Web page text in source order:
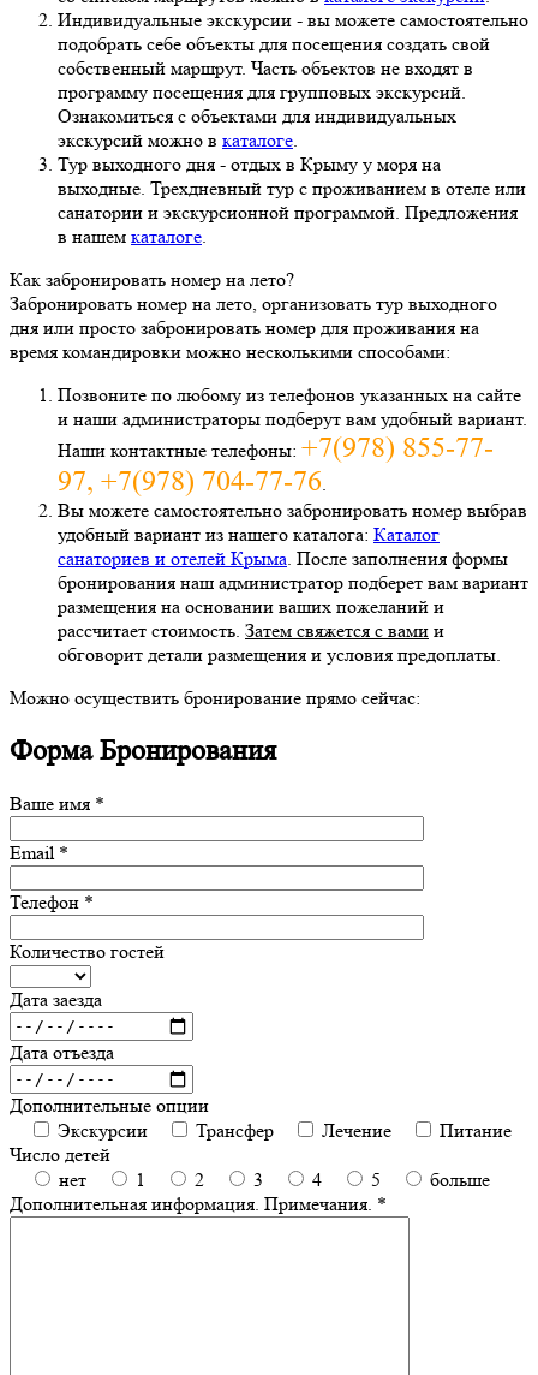
Индивидуальные экскурсии - вы можете самостоятельно
подобрать себе объекты для посещения создать свой
собственный маршрут. Часть объектов не входят в
программу посещения для групповых экскурсий.
Ознакомиться с объектами для индивидуальных
экскурсий можно в каталоге.
Тур выходного дня - отдых в Крыму у моря на
выходные. Трехдневный тур с проживанием в отеле или
санатории и экскурсионной программой. Предложения
в нашем каталоге.
Как забронировать номер на лето?
Забронировать номер на лето, организовать тур выходного
дня или просто забронировать номер для проживания на
время командировки можно несколькими способами:
Позвоните по любому из телефонов указанных на сайте
и наши администраторы подберут вам удобный вариант.
Наши контактные телефоны: +7(978) 855-77-
97, +7(978) 704-77-76.
Вы можете самостоятельно забронировать номер выбрав
удобный вариант из нашего каталога: Каталог
санаториев и отелей Крыма. После заполнения формы
бронирования наш администратор подберет вам вариант
размещения на основании ваших пожеланий и
рассчитает стоимость. Затем свяжется с вами и
обговорит детали размещения и условия предоплаты.
Можно осуществить бронирование прямо сейчас:
ФормаБронирования
Ваше имя *
Email *
Телефон *
Количество гостей
Дата заезда
Дата отъезда
Дополнительные опции
Экскурсии
Трансфер Лечение
Питание
Число детей
нет
1 2 3 4 5
больше
Дополнительная информация. Примечания. *